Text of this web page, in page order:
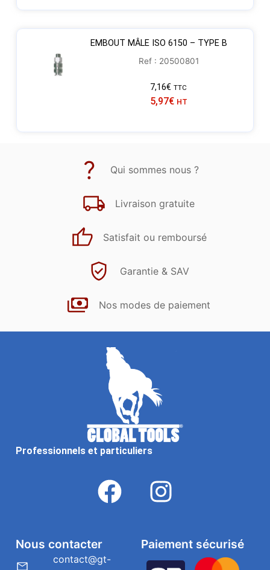
EMBOUT MÂLE ISO 6150 – TYPE B
Ref : 20500801
7,16€ TTC
5,97€ HT
Qui sommes nous ?
Livraison gratuite
Satisfait ou remboursé
Garantie & SAV
Nos modes de paiement
Professionnels et particuliers
Paiement sécurisé
Nous contacter
contact@gt-